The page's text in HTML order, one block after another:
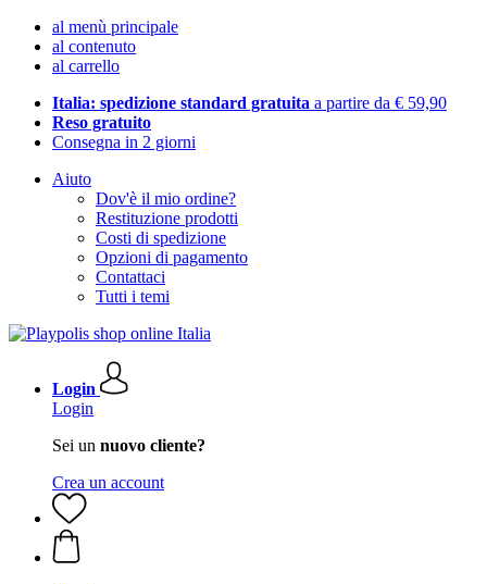
al menù principale
al contenuto
al carrello
Italia: spedizione standard gratuita a partire da € 59,90
Reso gratuito
Consegna in 2 giorni
Aiuto
Dov'è il mio ordine?
Restituzione prodotti
Costi di spedizione
Opzioni di pagamento
Contattaci
Tutti i temi
Login
Login
Sei un nuovo cliente?
Crea un account